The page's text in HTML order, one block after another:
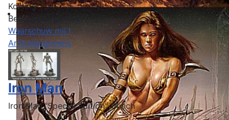
Korting
Bedrag BTW
€ 15,87
Waarschuw mij !
Artikelgegevens
Iron Man
Iron Man "Special edition" 14inch